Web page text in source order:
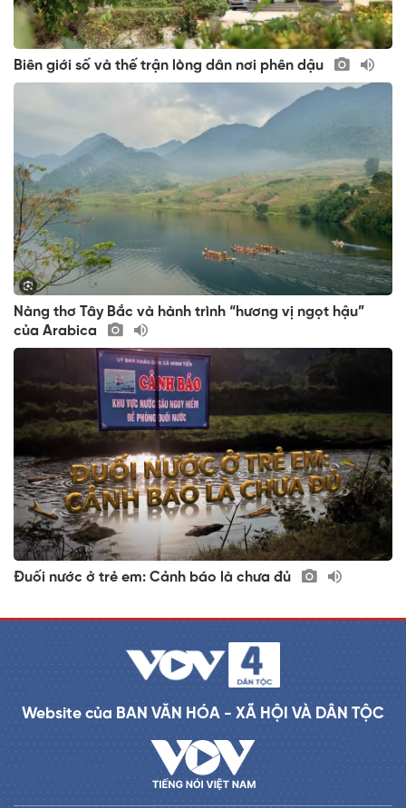
Biên giới số và thế trận lòng dân nơi phên dậu
Nàng thơ Tây Bắc và hành trình “hương vị ngọt hậu”
của Arabica
Đuối nước ở trẻ em: Cảnh báo là chưa đủ
Website của BAN VĂN HÓA - XÃ HỘI VÀ DÂN TỘC